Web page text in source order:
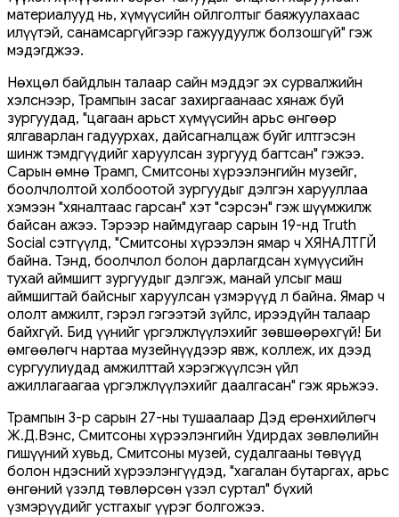
материалууд нь, хүмүүсийн ойлголтыг баяжуулахаас
илүүтэй, санамсаргүйгээр гажуудуулж болзошгүй" гэж
мэдэгджээ.
Нөхцөл байдлын талаар сайн мэддэг эх сурвалжийн
хэлснээр, Трампын засаг захиргаанаас хянаж буй
зургуудад, "цагаан арьст хүмүүсийн арьс өнгөөр ​​
ялгаварлан гадуурхах, дайсагналцаж буйг илтгэсэн
шинж тэмдгүүдийг харуулсан зургууд багтсан" гэжээ.
Сарын өмнө Трамп, Смитсоны хүрээлэнгийн музейг,
боолчлолтой холбоотой зургуудыг дэлгэн харууллаа
хэмээн "хяналтаас гарсан" хэт "сэрсэн" гэж шүүмжилж
байсан ажээ. Тэрээр наймдугаар сарын 19-нд Truth
Social сэтгүүлд, "Смитсоны хүрээлэн ямар ч ХЯНАЛТГҮЙ
байна. Тэнд, боолчлол болон дарлагдсан хүмүүсийн
тухай аймшигт зургуудыг дэлгэж, манай улсыг маш
аймшигтай байсныг харуулсан үзмэрүүд л байна. Ямар ч
ололт амжилт, гэрэл гэгээтэй зүйлс, ирээдүйн талаар
байхгүй. Бид үүнийг үргэлжлүүлэхийг зөвшөөрөхгүй! Би
өмгөөлөгч нартаа музейнүүдээр явж, коллеж, их дээд
сургуулиудад амжилттай хэрэгжүүлсэн үйл
ажиллагаагаа үргэлжлүүлэхийг даалгасан" гэж ярьжээ.
Трампын 3-р сарын 27-ны тушаалаар Дэд ерөнхийлөгч
Ж.Д.Вэнс, Смитсоны хүрээлэнгийн Удирдах зөвлөлийн
гишүүний хувьд, Смитсоны музей, судалгааны төвүүд
болон Үндэсний хүрээлэнгүүдэд, "хагалан бутаргах, арьс
өнгөний үзэлд төвлөрсөн үзэл суртал" бүхий
үзмэрүүдийг устгахыг үүрэг болгожээ.